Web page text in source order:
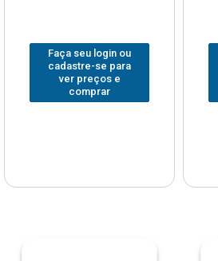
Faça seu login ou
cadastre-se para
ver preços e
comprar